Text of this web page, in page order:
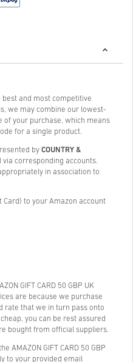
and most competitive
we may combine our lowest-
of your purchase, which means
for a single product.
by COUNTRY &
via corresponding accounts.
in association to
Card) to your Amazon account
GIFT CARD 50 GBP UK
are because we purchase
rate that we in turn pass onto
you can be rest assured
bought from official suppliers.
AMAZON GIFT CARD 50 GBP
to your provided email